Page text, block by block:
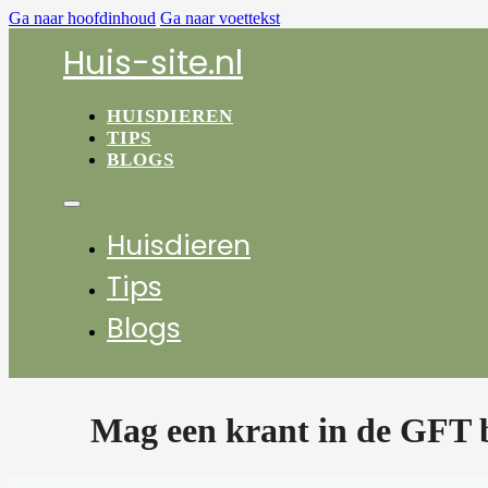
Ga naar hoofdinhoud Ga naar voettekst
Huis-site.nl
HUISDIEREN
TIPS
BLOGS
Huisdieren
Tips
Blogs
Mag een krant in de GFT